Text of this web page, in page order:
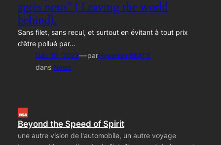
après nous” ( Leaving the world
behind).
Sans filet, sans recul, et surtout en évitant à tout prix
d’être pollué par…
Déc 10, 2023—parHyperion KEATS
dans News
Beyond the Speed of Spirit
une autre vision de l'automobile, un autre voyage